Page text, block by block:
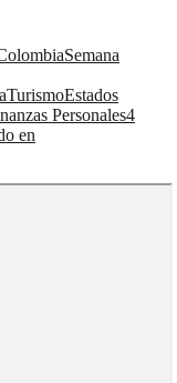
Semana
TurismoEstados
Personales4
en